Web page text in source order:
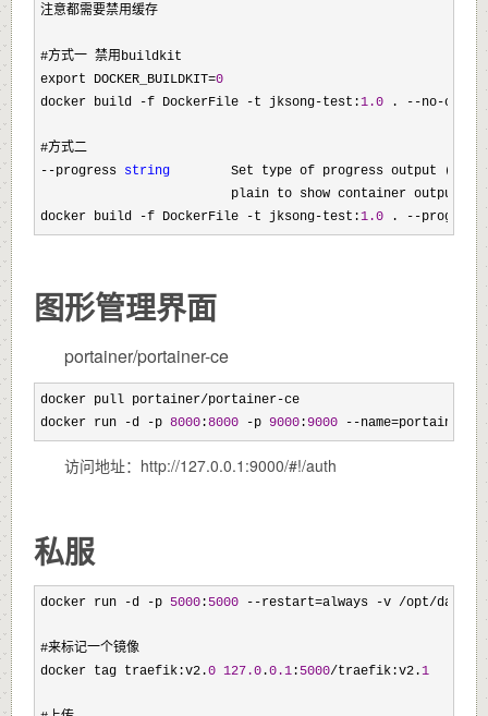
注意都需要禁用缓存
#方式一 禁用buildkit
export DOCKER_BUILDKIT=0
docker build
-f DockerFile -t jksong-test:1.0 . --no-cache
--progress string
Set type of progress output
plain to show container output
docker build
-f DockerFile -t jksong-test:1.0 . --
图形管理界面
portainer/portainer-ce
docker pull portainer/portainer-ce
docker run
-d -p 8000 :8000 -p 9000 :9000 --name=portainer
访问地址：http://127.0.0.1:9000/#!/auth
私服
docker run -d -p 5000 : 5000 --restart=always -v /opt/
#来标记一个镜像
docker tag traefik:v2.0 127.0 .0.1 : 5000/traefik:v2.1